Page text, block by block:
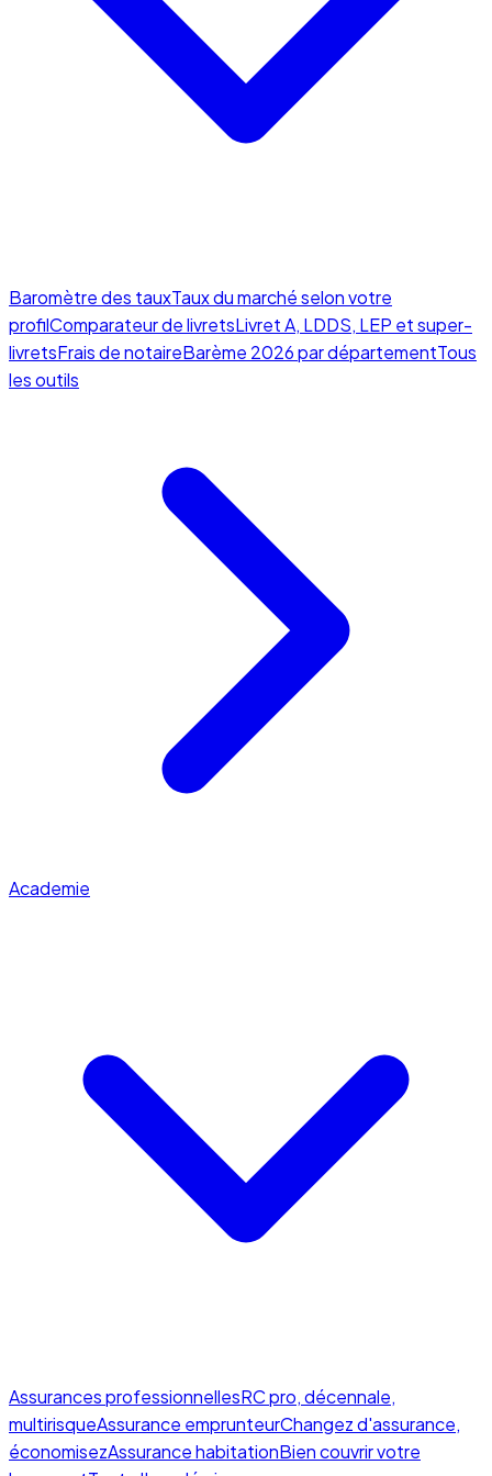
Baromètre des tauxTaux du marché selon votre
profilComparateur de livretsLivret A, LDDS, LEP et super-
livretsFrais de notaireBarème 2026 par départementTous
les outils
Academie
Assurances professionnellesRC pro, décennale,
multirisqueAssurance emprunteurChangez d'assurance,
économisezAssurance habitationBien couvrir votre